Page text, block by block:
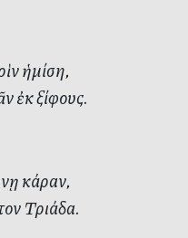
ἡμίση,
ἐκ ξίφους.
κάραν,
Τριάδα.